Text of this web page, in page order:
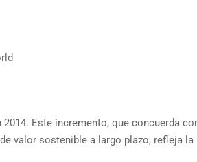
Este incremento, que concuerda
valor sostenible a largo plazo, refleja la